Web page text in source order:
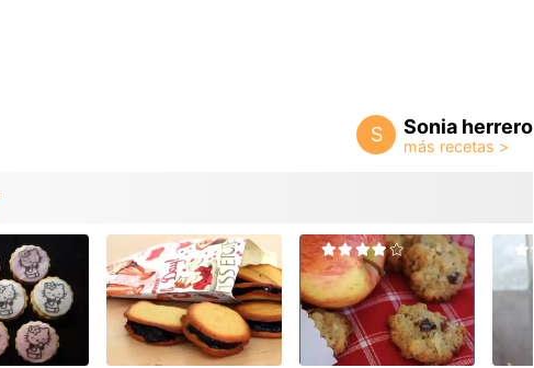
S Sonia herrero